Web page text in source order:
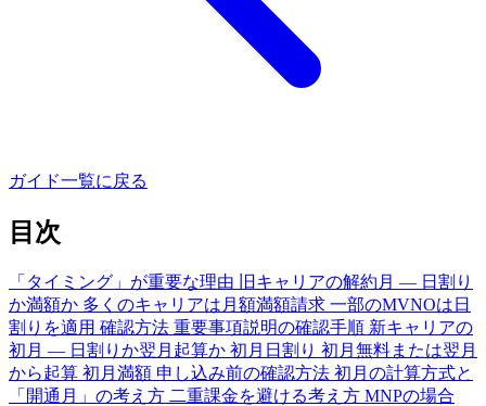
ガイド一覧に戻る
目次
「タイミング」が重要な理由
旧キャリアの解約月 — 日割り
か満額か 多くのキャリアは月額満額請求 一部のMVNOは日
割りを適用 確認方法 重要事項説明の確認手順 新キャリアの
初月 — 日割りか翌月起算か 初月日割り 初月無料または翌月
から起算 初月満額 申し込み前の確認方法 初月の計算方式と
「開通月」の考え方 二重課金を避ける考え方 MNPの場合